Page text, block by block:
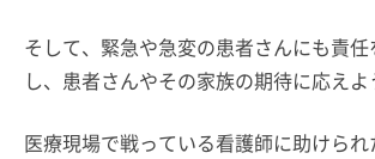
そして、緊急や急変の患者さんにも責
し、患者さんやその家族の期待に応えよ
医療現場で戦っている看護師に助けら